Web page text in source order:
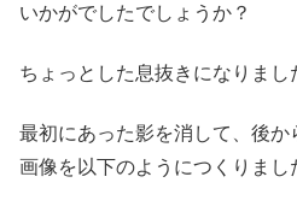
いかがでしたでしょうか？
ちょっとした息抜きになりまし
最初にあった影を消して、後
画像を以下のようにつくりまし